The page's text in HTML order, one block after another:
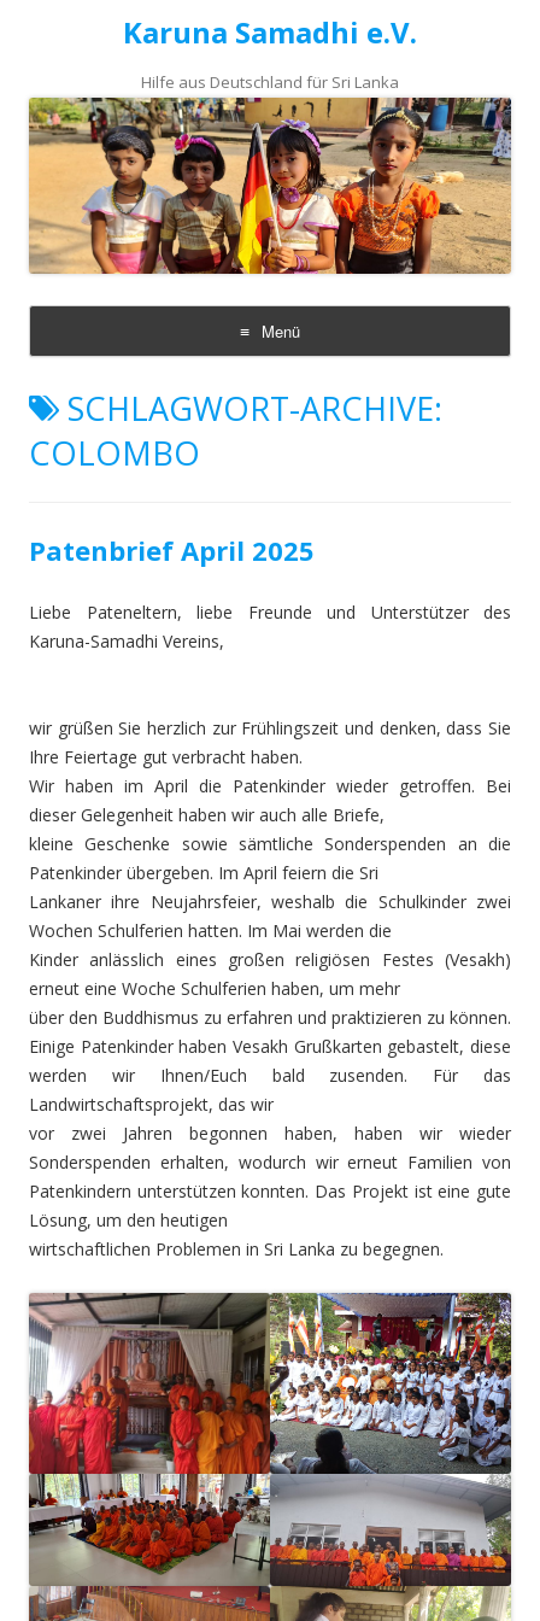
Karuna Samadhi e.V.
Hilfe aus Deutschland für Sri Lanka
Menü
Zum
springenSCHLAGWORT-ARCHIVE:
COLOMBO
Patenbrief April 2025
Liebe Pateneltern, liebe Freunde und Unterstützer des
Karuna-Samadhi Vereins,
wir grüßen Sie herzlich zur Frühlingszeit und denken, dass Sie
Ihre Feiertage gut verbracht haben.
Wir haben im April die Patenkinder wieder getroffen. Bei
dieser Gelegenheit haben wir auch alle Briefe,
kleine Geschenke sowie sämtliche Sonderspenden an die
Patenkinder übergeben. Im April feiern die Sri
Lankaner ihre Neujahrsfeier, weshalb die Schulkinder zwei
Wochen Schulferien hatten. Im Mai werden die
Kinder anlässlich eines großen religiösen Festes (Vesakh)
erneut eine Woche Schulferien haben, um mehr
über den Buddhismus zu erfahren und praktizieren zu können.
Einige Patenkinder haben Vesakh Grußkarten gebastelt, diese
werden wir Ihnen/Euch bald zusenden. Für das
Landwirtschaftsprojekt, das wir
vor zwei Jahren begonnen haben, haben wir wieder
Sonderspenden erhalten, wodurch wir erneut Familien von
Patenkindern unterstützen konnten. Das Projekt ist eine gute
Lösung, um den heutigen
wirtschaftlichen Problemen in Sri Lanka zu begegnen.